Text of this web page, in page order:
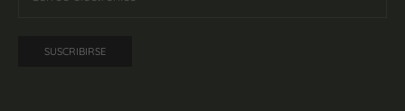
SUSCRIBIRSE